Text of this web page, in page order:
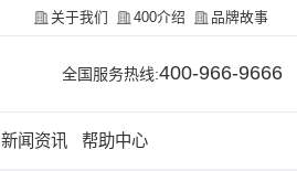
关于我们 400介绍 品牌故事
全国服务热线:400-966-9666
新闻资讯 帮助中心